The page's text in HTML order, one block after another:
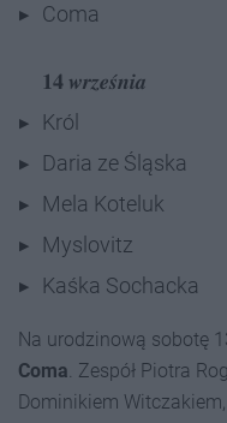
Coma
𝟏𝟒 𝒘𝒓𝒛𝒆𝒔́𝒏𝒊𝒂
Król
Daria ze Śląska
Mela Koteluk
Myslovitz
Kaśka Sochacka
Na urodzinową sobotę
Coma. Zespół Piotra
Dominikiem